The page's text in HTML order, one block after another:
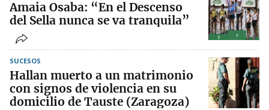
Amaia Osaba: “En el Descenso
del Sella nunca se va tranquila”
SUCESOS
Hallan muerto a un matrimonio
con signos de violencia en su
domicilio de Tauste (Zaragoza)